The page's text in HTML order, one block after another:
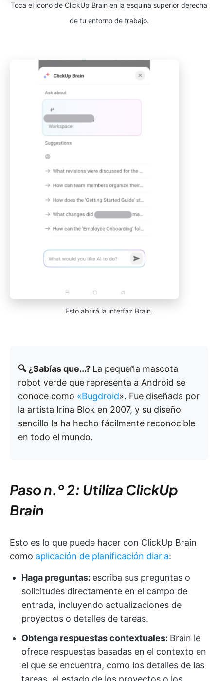
Toca el icono de ClickUp Brain en la esquina superior derecha
de tu entorno de trabajo.
Esto abrirá la interfaz Brain.
🔍 ¿Sabías que...? La pequeña mascota
robot verde que representa a Android se
conoce como «Bugdroid». Fue diseñada por
la artista Irina Blok en 2007, y su diseño
sencillo la ha hecho fácilmente reconocible
en todo el mundo.
Paso n.º 2: Utiliza ClickUp
Brain
Esto es lo que puede hacer con ClickUp Brain
como aplicación de planificación diaria:
Haga preguntas: escriba sus preguntas o
solicitudes directamente en el campo de
entrada, incluyendo actualizaciones de
proyectos o detalles de tareas.
Obtenga respuestas contextuales: Brain le
ofrece respuestas basadas en el contexto en
el que se encuentra, como los detalles de las
tareas, el estado de los proyectos o los